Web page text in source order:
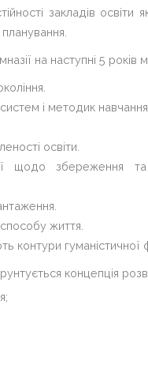
закладів освіти
на наступні 5 років
і методик навчання
освіти.
щодо збереження
життя.
гуманістичної
концепція